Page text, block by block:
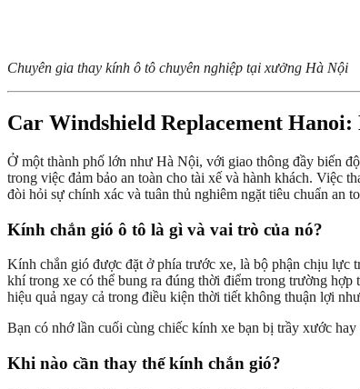
Chuyên gia thay kính ô tô chuyên nghiệp tại xưởng Hà Nội
Car Windshield Replacement
Ở một thành phố lớn như Hà Nội, với giao thông đầy biến
trong việc đảm bảo an toàn cho tài xế và hành khách. Việc
đòi hỏi sự chính xác và tuân thủ nghiêm ngặt tiêu chuẩn an
Kính chắn gió ô tô là gì và vai trò của nó?
Kính chắn gió được đặt ở phía trước xe, là bộ phận chịu
khí trong xe có thể bung ra đúng thời điểm trong trường
hiệu quả ngay cả trong điều kiện thời tiết không thuận lợi
Bạn có nhớ lần cuối cùng chiếc kính xe bạn bị trầy xước
Khi nào cần thay thế kính chắn gió?